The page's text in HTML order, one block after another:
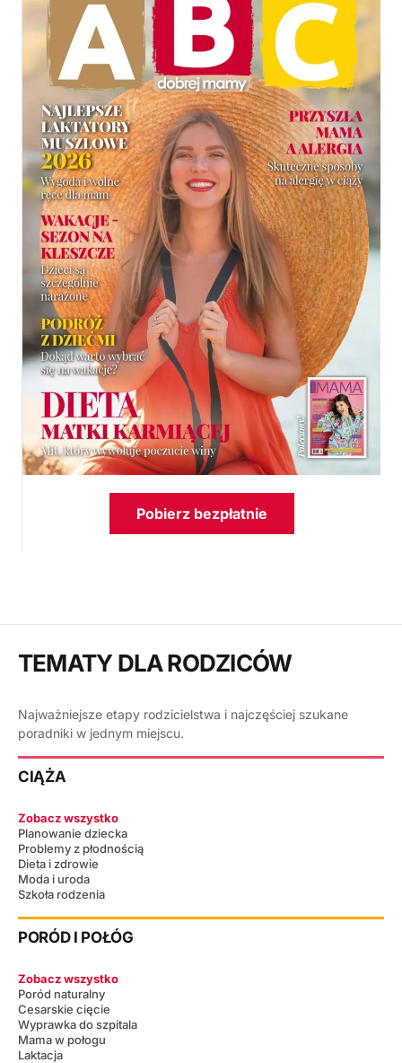
Pobierz bezpłatnie
TEMATY DLA RODZICÓW
Najważniejsze etapy rodzicielstwa i najczęściej szukane
poradniki w jednym miejscu.
CIĄŻA
Zobacz wszystko
Planowanie dziecka
Problemy z płodnością
Dieta i zdrowie
Moda i uroda
Szkoła rodzenia
PORÓD I POŁÓG
Zobacz wszystko
Poród naturalny
Cesarskie cięcie
Wyprawka do szpitala
Mama w połogu
Laktacja